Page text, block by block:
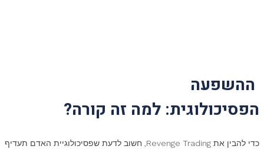
ההשפעה
הפסיכולוגית: למה זה קורה?
כדי להבין את Revenge Trading, חשוב לדעת שפסיכולוגיית האדם תעדיף